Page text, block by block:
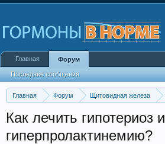
Главная Форум Щитовидная железа
Как лечить гипотериоз и
гиперпролактинемию?
Главная Форум
Последние сообщения